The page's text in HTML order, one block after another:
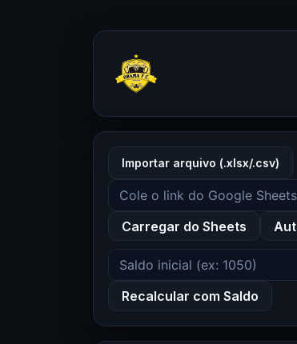
Importar arquivo (.xlsx/.csv)
Carregar do Sheets
Recalcular com Saldo